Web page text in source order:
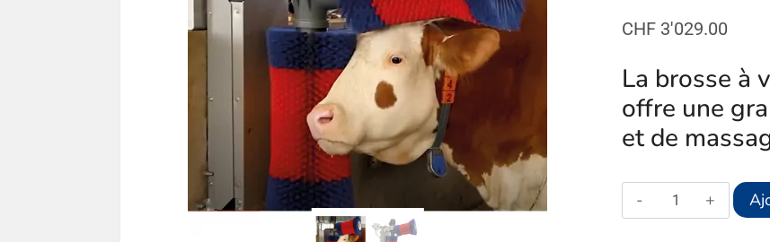
CHF 3'029.00
La brosse à
offre une
et de
quantité
de